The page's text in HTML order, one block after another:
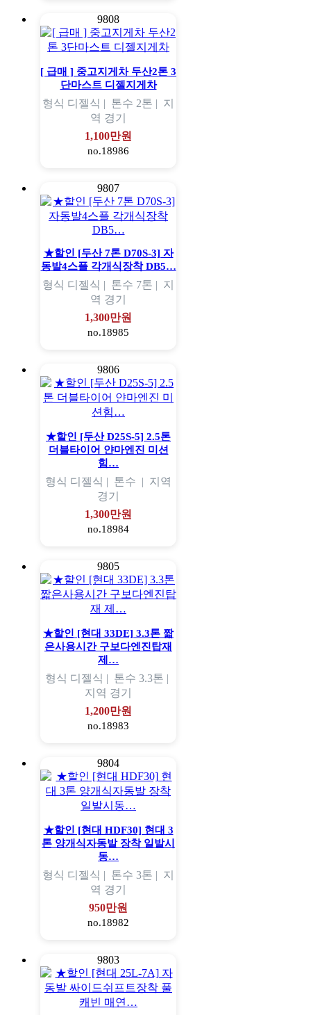
9808
[ 급매 ] 중고지게차 두산2톤 3
단마스트 디젤지게차
형식 디젤식 | 톤수 2톤 | 지
역 경기
1,100만원
no.18986
9807
★할인 [두산 7톤 D70S-3] 자
동발4스플 각개식장착 DB5…
형식 디젤식 | 톤수 7톤 | 지
역 경기
1,300만원
no.18985
9806
★할인 [두산 D25S-5] 2.5톤
더블타이어 얀마엔진 미션
힘…
형식 디젤식 | 톤수 | 지역
경기
1,300만원
no.18984
9805
★할인 [현대 33DE] 3.3톤 짧
은사용시간 구보다엔진탑재
제…
형식 디젤식 | 톤수 3.3톤 |
지역 경기
1,200만원
no.18983
9804
★할인 [현대 HDF30] 현대 3
톤 양개식자동발 장착 일발시
동…
형식 디젤식 | 톤수 3톤 | 지
역 경기
950만원
no.18982
9803